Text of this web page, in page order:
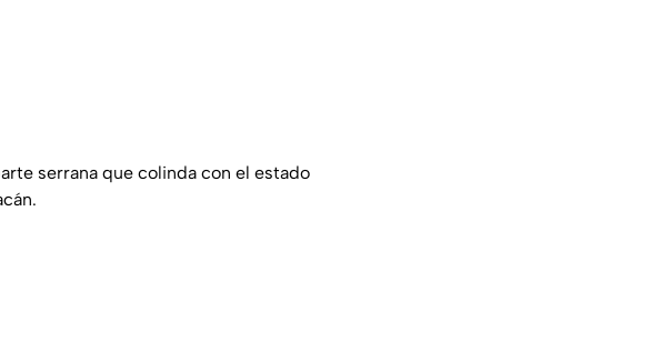
serrana que colinda con el estado